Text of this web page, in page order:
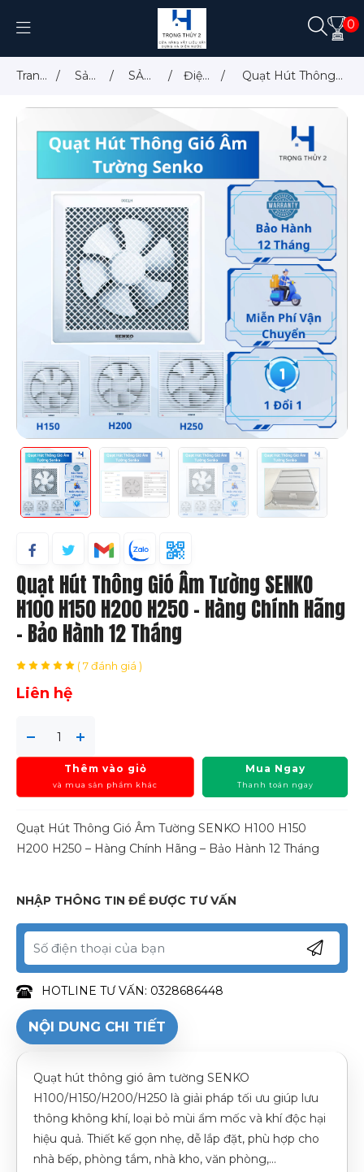
0
Trang
chủ
/ Sản
phẩm
/ SẢN
PHẨM
/ Điện
Gia
Dụng
/ Quạt Hút Thông
Gió Âm Tường
SENKO H100 H150
H200 H250 – Hàng
Chính Hãng – Bảo
Hành 12 Tháng
Quạt Hút Thông Gió Âm Tường SENKO
H100 H150 H200 H250 – Hàng Chính Hãng
– Bảo Hành 12 Tháng
( 7 đánh giá )
Liên hệ
Thêm vào giỏ
và mua sản phẩm khác
Mua Ngay
Thanh toán ngay
Quạt Hút Thông Gió Âm Tường SENKO H100 H150
H200 H250 – Hàng Chính Hãng – Bảo Hành 12 Tháng
NHẬP THÔNG TIN ĐỂ ĐƯỢC TƯ VẤN
HOTLINE TƯ VẤN: 0328686448
NỘI DUNG CHI TIẾT
Quạt hút thông gió âm tường SENKO
H100/H150/H200/H250 là giải pháp tối ưu giúp lưu
thông không khí, loại bỏ mùi ẩm mốc và khí độc hại
hiệu quả. Thiết kế gọn nhẹ, dễ lắp đặt, phù hợp cho
nhà bếp, phòng tắm, nhà kho, văn phòng,...